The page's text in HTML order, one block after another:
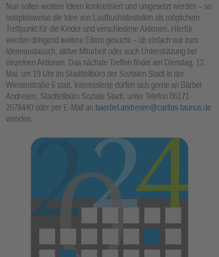
Nun sollen weitere Ideen konkretisiert und umgesetzt werden – so
beispielsweise die Idee von Laufbushaltestellen als möglichem
Treffpunkt für die Kinder und verschiedene Aktionen. Hierfür
werden dringend weitere Eltern gesucht – ob einfach nur zum
Ideenaustausch, aktive Mitarbeit oder auch Unterstützung bei
einzelnen Aktionen. Das nächste Treffen findet am Dienstag, 12.
Mai, um 19 Uhr im Stadtteilbüro der Sozialen Stadt in der
Wiesenstraße 6 statt. Interessierte dürfen sich gerne an Bärbel
Andresen, Stadtteilbüro Soziale Stadt, unter Telefon 06171-
2078440 oder per E-Mail an baerbel.andresen@caritas-taunus.de
wenden.